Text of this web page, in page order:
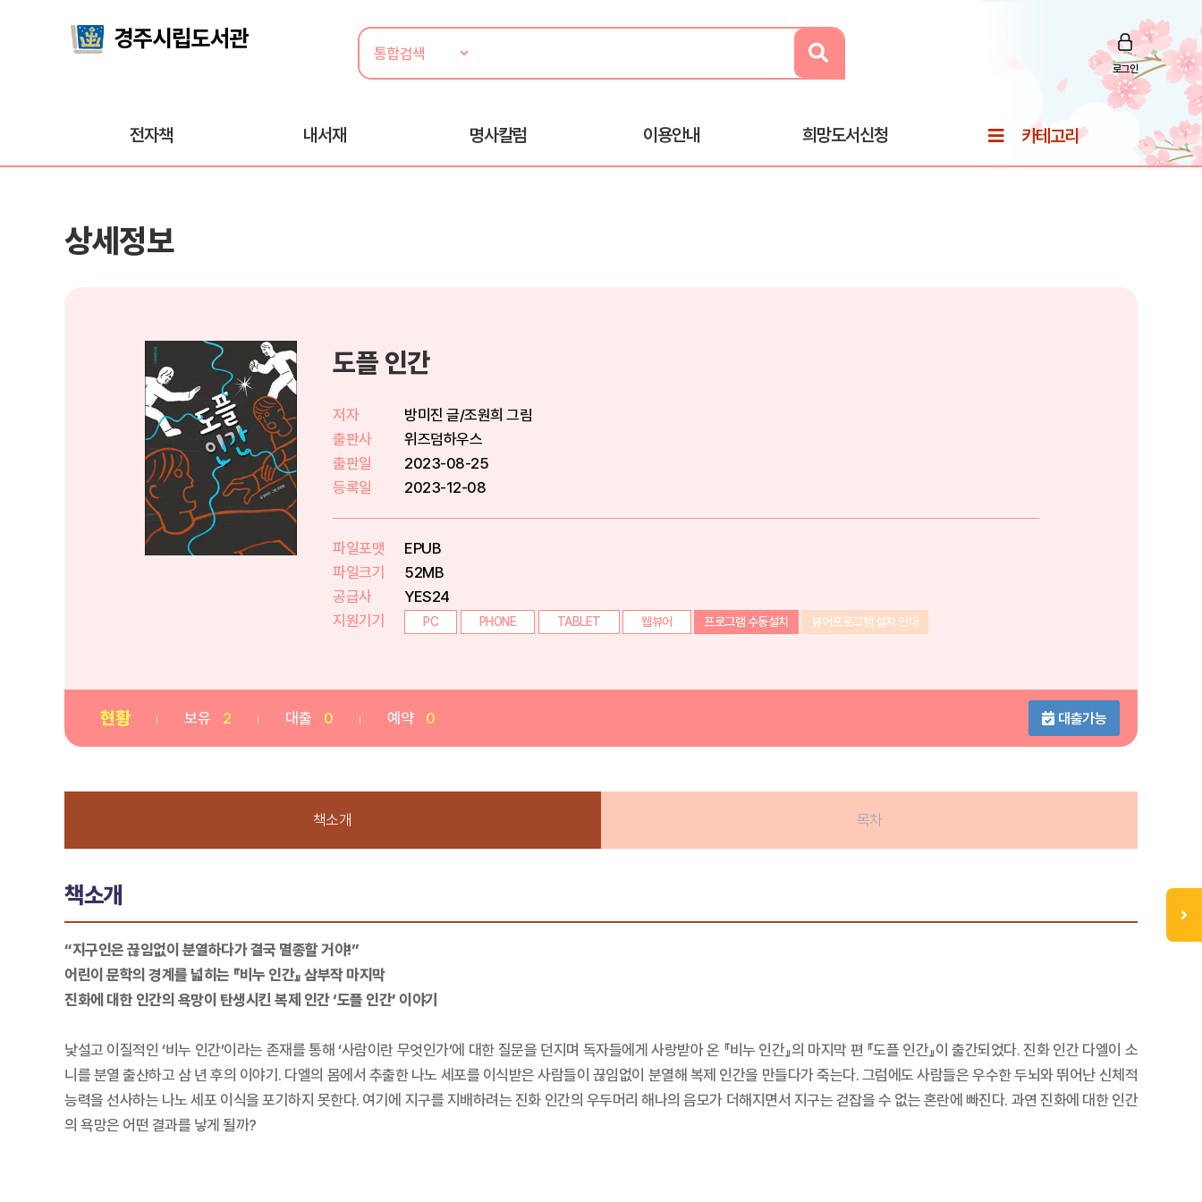
로그인
전자책 내서재 명사칼럼 이용안내 희망도서신청 카테고리
상세정보
도플 인간
저자
방미진 글/조원희 그림
출판사
위즈덤하우스
출판일
2023-08-25
등록일
2023-12-08
파일포맷
EPUB
파일크기
52MB
공급사
YES24
지원기기
PC PHONE TABLET 웹뷰어 프로그램 수동설치 뷰어프로그램 설치 안내
현황 보유 2 대출 0 예약 0 대출가능
책소개 목차
책소개
“지구인은 끊임없이 분열하다가 결국 멸종할 거야!”
어린이 문학의 경계를 넓히는 『비누 인간』 삼부작 마지막
진화에 대한 인간의 욕망이 탄생시킨 복제 인간 ‘도플 인간’ 이야기
낯설고 이질적인 ‘비누 인간’이라는 존재를 통해 ‘사람이란 무엇인가’에 대한 질문을 던지며 독자들에게 사랑받아 온 『비누 인간』의 마지막 편 『도플 인간』이 출간되었다. 진화 인간 다엘이 소
니를 분열 출산하고 삼 년 후의 이야기. 다엘의 몸에서 추출한 나노 세포를 이식받은 사람들이 끊임없이 분열해 복제 인간을 만들다가 죽는다. 그럼에도 사람들은 우수한 두뇌와 뛰어난 신체적
능력을 선사하는 나노 세포 이식을 포기하지 못한다. 여기에 지구를 지배하려는 진화 인간의 우두머리 해나의 음모가 더해지면서 지구는 걷잡을 수 없는 혼란에 빠진다. 과연 진화에 대한 인간
의 욕망은 어떤 결과를 낳게 될까?